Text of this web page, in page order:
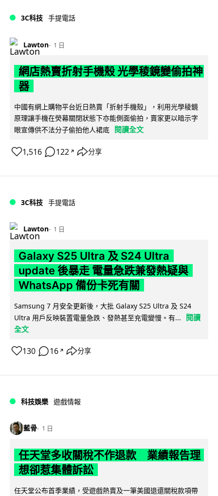
3C科技 手提電話
Lawton 1 日
網店熱賣折射手機殼 光學稜鏡變偷拍神
器
中國有網上購物平台近日熱賣「折射手機殼」，利用光學稜鏡
原理讓手機在熒幕關閉狀態下亦能側面偷拍，賣家更以暗示字
眼宣傳供不法分子偷拍他人裙底
閱讀全文
1,516 122 ↗ 分享
3C科技 手提電話
Lawton 1 日
Galaxy S25 Ultra 及 S24 Ultra
update 後暴走 電量急跌兼發熱疑與
WhatsApp 備份卡死有關
Samsung 7 月安全更新後，大批 Galaxy S25 Ultra 及 S24
Ultra 用戶反映裝置電量急跌、發熱甚至充電變慢。有...
閱讀
全文
130 16 ↗ 分享
科技娛樂 遊戲情報
藍骨 1 日
任天堂多收關稅不作退款 業績報告理
想卻惹集體訴訟
任天堂公布首季業績，受遊戲熱賣及一筆美國退還關稅款項帶